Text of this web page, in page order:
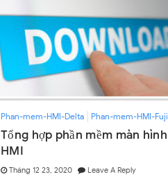
Phan-mem-HMI-Delta Phan-mem-HMI-Fuji
Tổng hợp phần mềm màn hình
HMI
Tháng 12 23, 2020 Leave A Reply